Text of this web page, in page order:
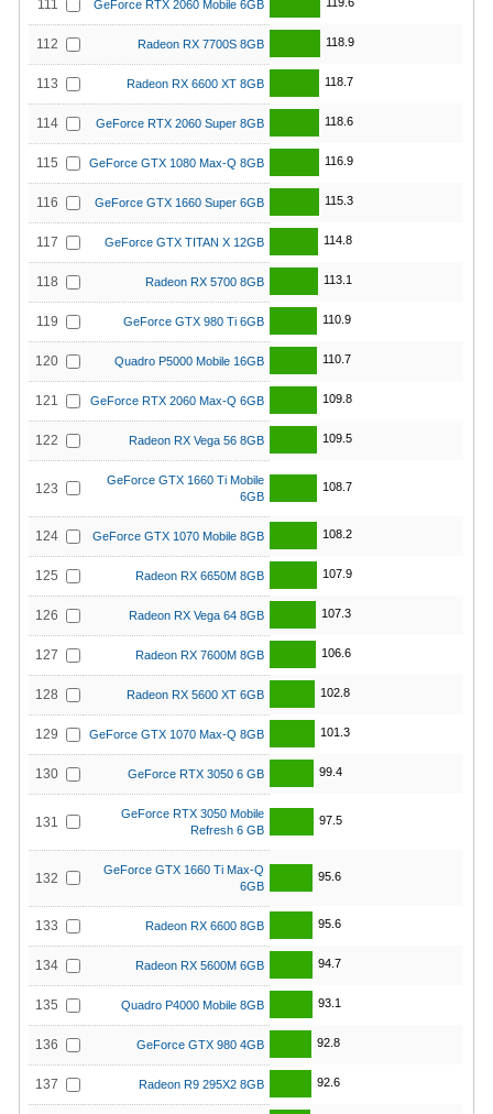
111 GeForce RTX 2060 Mobile 6GB
112 Radeon RX 7700S 8GB 118.9
113 Radeon RX 6600 XT 8GB 118.7
114 GeForce RTX 2060 Super 8GB 118.6
115 GeForce GTX 1080 Max-Q 8GB 116.9
116 GeForce GTX 1660 Super 6GB 115.3
117 GeForce GTX TITAN X 12GB 114.8
118 Radeon RX 5700 8GB 113.1
119 GeForce GTX 980 Ti 6GB 110.9
120 Quadro P5000 Mobile 16GB 110.7
121 GeForce RTX 2060 Max-Q 6GB 109.8
122 Radeon RX Vega 56 8GB 109.5
123
GeForce GTX 1660 Ti Mobile
6GB
108.7
124 GeForce GTX 1070 Mobile 8GB 108.2
125 Radeon RX 6650M 8GB 107.9
126 Radeon RX Vega 64 8GB 107.3
127 Radeon RX 7600M 8GB 106.6
128 Radeon RX 5600 XT 6GB 102.8
129 GeForce GTX 1070 Max-Q 8GB 101.3
130 GeForce RTX 3050 6 GB 99.4
131
GeForce RTX 3050 Mobile
Refresh 6 GB
97.5
132
GeForce GTX 1660 Ti Max-Q
6GB
95.6
133 Radeon RX 6600 8GB 95.6
134 Radeon RX 5600M 6GB 94.7
135 Quadro P4000 Mobile 8GB 93.1
136 GeForce GTX 980 4GB 92.8
137 Radeon R9 295X2 8GB 92.6